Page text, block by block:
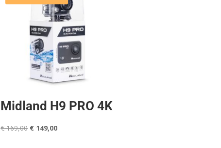
Midland H9 PRO 4K
€169,00 Il
€ 149,00Il